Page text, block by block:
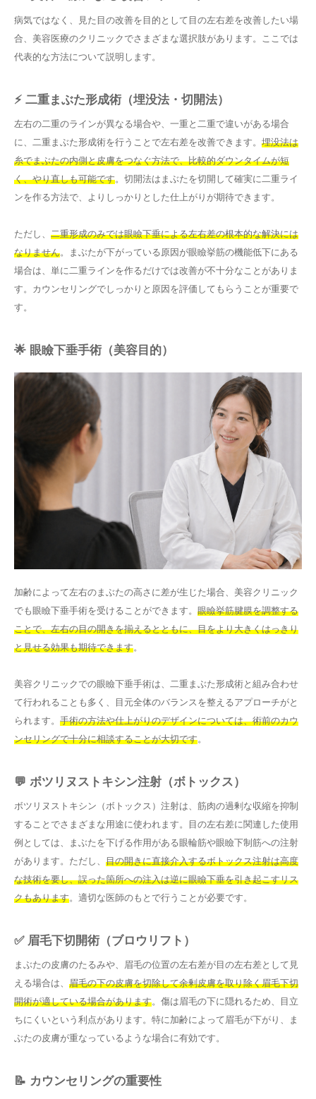
病気ではなく、見た目の改善を目的として目の左右差を改善したい場
合、美容医療のクリニックでさまざまな選択肢があります。ここでは
代表的な方法について説明します。
⚡ 二重まぶた形成術（埋没法・切開法）
左右の二重のラインが異なる場合や、一重と二重で違いがある場合
に、二重まぶた形成術を行うことで左右差を改善できます。 埋没法は
糸でまぶたの内側と皮膚をつなぐ方法で、比較的ダウンタイムが短
く、やり直しも可能です。切開法はまぶたを切開して確実に二重ライ
ンを作る方法で、よりしっかりとした仕上がりが期待できます。
ただし、 二重形成のみでは眼瞼下垂による左右差の根本的な解決には
なりません。まぶたが下がっている原因が眼瞼挙筋の機能低下にある
場合は、単に二重ラインを作るだけでは改善が不十分なことがありま
す。カウンセリングでしっかりと原因を評価してもらうことが重要で
す。
🌟 眼瞼下垂手術（美容目的）
加齢によって左右のまぶたの高さに差が生じた場合、美容クリニック
でも眼瞼下垂手術を受けることができます。 眼瞼挙筋腱膜を調整する
ことで、左右の目の開きを揃えるとともに、目をより大きくはっきり
と見せる効果も期待できます。
美容クリニックでの眼瞼下垂手術は、二重まぶた形成術と組み合わせ
て行われることも多く、目元全体のバランスを整えるアプローチがと
られます。 手術の方法や仕上がりのデザインについては、術前のカウ
ンセリングで十分に相談することが大切です。
💬 ボツリヌストキシン注射（ボトックス）
ボツリヌストキシン（ボトックス）注射は、筋肉の過剰な収縮を抑制
することでさまざまな用途に使われます。目の左右差に関連した使用
例としては、まぶたを下げる作用がある眼輪筋や眼瞼下制筋への注射
があります。ただし、 目の開きに直接介入するボトックス注射は高度
な技術を要し、誤った箇所への注入は逆に眼瞼下垂を引き起こすリス
クもあります。適切な医師のもとで行うことが必要です。
✅ 眉毛下切開術（ブロウリフト）
まぶたの皮膚のたるみや、眉毛の位置の左右差が目の左右差として見
える場合は、 眉毛の下の皮膚を切除して余剰皮膚を取り除く眉毛下切
開術が適している場合があります。傷は眉毛の下に隠れるため、目立
ちにくいという利点があります。特に加齢によって眉毛が下がり、ま
ぶたの皮膚が重なっているような場合に有効です。
📝 カウンセリングの重要性